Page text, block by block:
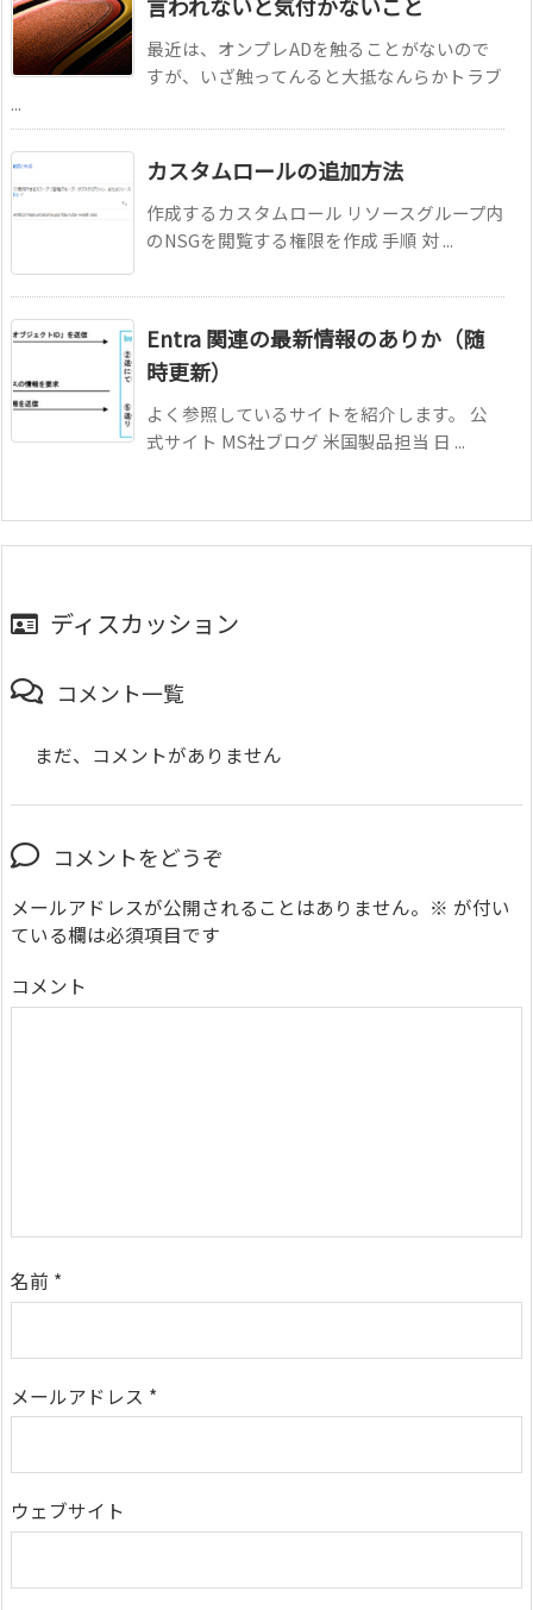
言われないと気付かないこと
最近は、オンプレADを触ることがないので
すが、いざ触ってんると大抵なんらかトラブ
...
カスタムロールの追加方法
作成するカスタムロール リソースグループ内
のNSGを閲覧する権限を作成 手順 対 ...
Entra 関連の最新情報のありか（随
時更新）
よく参照しているサイトを紹介します。 公
式サイト MS社ブログ 米国製品担当 日 ...
ディスカッション
コメント一覧
まだ、コメントがありません
コメントをどうぞ
メールアドレスが公開されることはありません。 ※ が付い
ている欄は必須項目です
コメント
名前 *
メールアドレス *
ウェブサイト